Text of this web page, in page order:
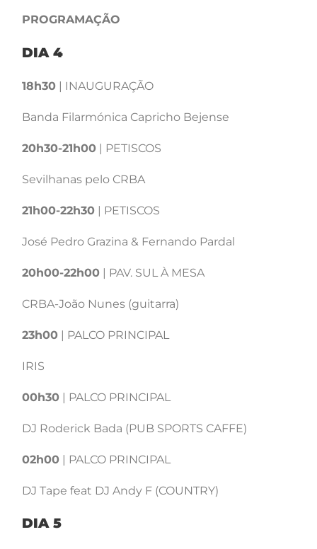
PROGRAMAÇÃO
DIA 4
18h30 | INAUGURAÇÃO
Banda Filarmónica Capricho Bejense
20h30-21h00 | PETISCOS
Sevilhanas pelo CRBA
21h00-22h30 | PETISCOS
José Pedro Grazina & Fernando Pardal
20h00-22h00 | PAV. SUL À MESA
CRBA-João Nunes (guitarra)
23h00 | PALCO PRINCIPAL
IRIS
00h30 | PALCO PRINCIPAL
DJ Roderick Bada (PUB SPORTS CAFFE)
02h00 | PALCO PRINCIPAL
DJ Tape feat DJ Andy F (COUNTRY)
DIA 5